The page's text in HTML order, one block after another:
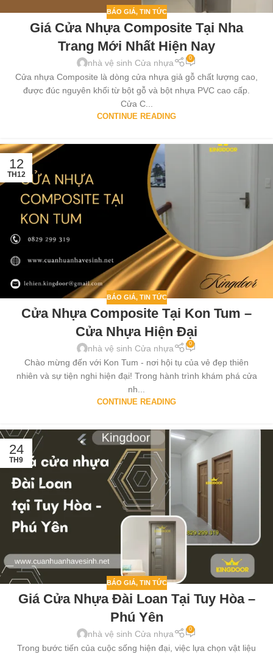
BÁO GIÁ, TIN TỨC
Giá Cửa Nhựa Composite Tại Nha
Trang Mới Nhất Hiện Nay
nhà vệ sinh Cửa nhựa 0
Cửa nhựa Composite là dòng cửa nhựa giả gỗ chất lượng cao,
được đúc nguyên khối từ bột gỗ và bột nhựa PVC cao cấp.
Cửa C...
CONTINUE READING
12
TH12
BÁO GIÁ, TIN TỨC
Cửa Nhựa Composite Tại Kon Tum –
Cửa Nhựa Hiện Đại
nhà vệ sinh Cửa nhựa 0
Chào mừng đến với Kon Tum - nơi hội tụ của vẻ đẹp thiên
nhiên và sự tiện nghi hiện đại! Trong hành trình khám phá cửa
nh...
CONTINUE READING
24
TH9
BÁO GIÁ, TIN TỨC
Giá Cửa Nhựa Đài Loan Tại Tuy Hòa –
Phú Yên
nhà vệ sinh Cửa nhựa 0
Trong bước tiến của cuộc sống hiện đại, việc lựa chọn vật liệu